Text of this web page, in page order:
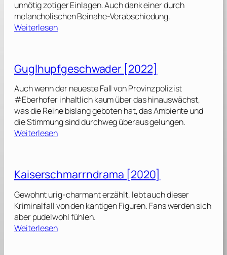
unnötig zotiger Einlagen. Auch dank einer durch
melancholischen Beinahe-Verabschiedung.
Weiterlesen:
r
a
g
o
u
t
R
d
e
z
v
o
u
Guglhupfgeschwader [2022]
Auch wenn der neueste Fall von Provinzpolizist
#Eberhofer inhaltlich kaum über das hinauswächst,
was die Reihe bislang geboten hat, das Ambiente und
die Stimmung sind durchweg überaus gelungen.
Weiterlesen:
l
h
u
p
f
g
Kaiserschmarrndrama [2020]
Gewohnt urig-charmant erzählt, lebt auch dieser
Kriminalfall von den kantigen Figuren. Fans werden sich
aber pudelwohl fühlen.
Weiterlesen: